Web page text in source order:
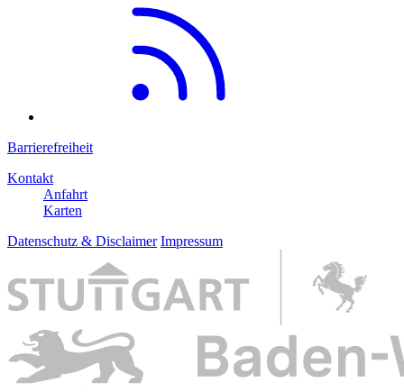
Barrierefreiheit
Kontakt
Anfahrt
Karten
Datenschutz & Disclaimer Impressum